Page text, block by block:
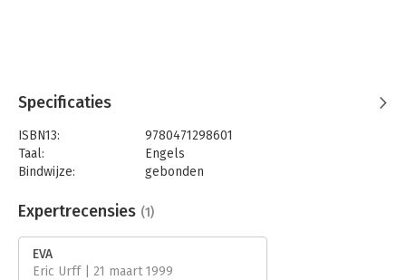
Specificaties
ISBN13:
9780471298601
Taal:
Engels
Bindwijze:
gebonden
Uitgever:
John Wiley & Sons
Expertrecensies (1)
EVA
Eric Urff | 21 maart 1999